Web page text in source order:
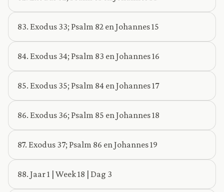
83. Exodus 33; Psalm 82 en Johannes 15
84. Exodus 34; Psalm 83 en Johannes 16
85. Exodus 35; Psalm 84 en Johannes 17
86. Exodus 36; Psalm 85 en Johannes 18
87. Exodus 37; Psalm 86 en Johannes 19
88. Jaar 1 | Week 18 | Dag 3